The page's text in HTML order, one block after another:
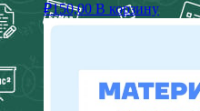
₽150,00 В корзину